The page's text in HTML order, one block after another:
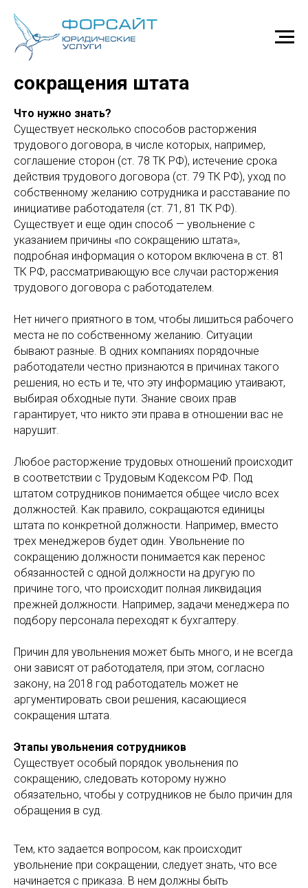
Увольнение по причине
сокращения штата
Что нужно знать?
Существует несколько способов расторжения
трудового договора, в числе которых, например,
соглашение сторон (ст. 78 ТК РФ), истечение срока
действия трудового договора (ст. 79 ТК РФ), уход по
собственному желанию сотрудника и расставание по
инициативе работодателя (ст. 71, 81 ТК РФ).
Существует и еще один способ — увольнение с
указанием причины «по сокращению штата»,
подробная информация о котором включена в ст. 81
ТК РФ, рассматривающую все случаи расторжения
трудового договора с работодателем.
Нет ничего приятного в том, чтобы лишиться рабочего
места не по собственному желанию. Ситуации
бывают разные. В одних компаниях порядочные
работодатели честно признаются в причинах такого
решения, но есть и те, что эту информацию утаивают,
выбирая обходные пути. Знание своих прав
гарантирует, что никто эти права в отношении вас не
нарушит.
Любое расторжение трудовых отношений происходит
в соответствии с Трудовым Кодексом РФ. Под
штатом сотрудников понимается общее число всех
должностей. Как правило, сокращаются единицы
штата по конкретной должности. Например, вместо
трех менеджеров будет один. Увольнение по
сокращению должности понимается как перенос
обязанностей с одной должности на другую по
причине того, что происходит полная ликвидация
прежней должности. Например, задачи менеджера по
подбору персонала переходят к бухгалтеру.
Причин для увольнения может быть много, и не всегда
они зависят от работодателя, при этом, согласно
закону, на 2018 год работодатель может не
аргументировать свои решения, касающиеся
сокращения штата.
Этапы увольнения сотрудников
Существует особый порядок увольнения по
сокращению, следовать которому нужно
обязательно, чтобы у сотрудников не было причин для
обращения в суд.
Тем, кто задается вопросом, как происходит
увольнение при сокращении, следует знать, что все
начинается с приказа. В нем должны быть